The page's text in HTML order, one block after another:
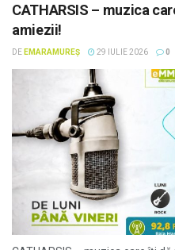
CATHARSIS – muzica
amiezii!
DE EMARAMUREȘ 29 IULIE 2026 0